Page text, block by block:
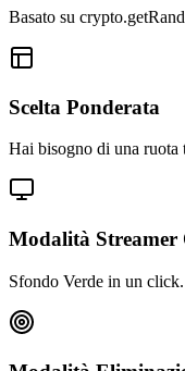
Basato su
Scelta Ponderata
Hai bisogno di una ruota
Modalità Streamer
Sfondo Verde in un